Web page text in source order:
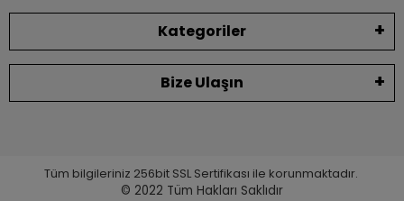
Kategoriler
Bize Ulaşın
Tüm bilgileriniz 256bit SSL Sertifikası ile korunmaktadır.
© 2022 Tüm Hakları Saklıdır